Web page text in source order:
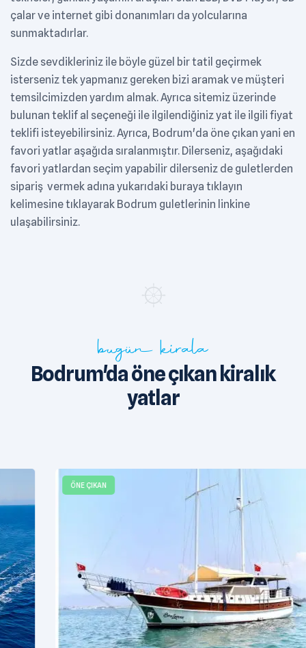
çalar ve internet gibi donanımları da yolcularına
sunmaktadırlar.
Sizde sevdikleriniz ile böyle güzel bir tatil geçirmek
isterseniz tek yapmanız gereken bizi aramak ve müşteri
temsilcimizden yardım almak. Ayrıca sitemiz üzerinde
bulunan teklif al seçeneği ile ilgilendiğiniz yat ile ilgili fiyat
teklifi isteyebilirsiniz. Ayrıca, Bodrum'da öne çıkan yani en
favori yatlar aşağıda sıralanmıştır. Dilerseniz, aşağıdaki
favori yatlardan seçim yapabilir dilerseniz de guletlerden
sipariş vermek adına yukarıdaki buraya tıklayın
kelimesine tıklayarak Bodrum guletlerinin linkine
ulaşabilirsiniz.
bugün kirala
Bodrum'da öne çıkan kiralık
yatlar